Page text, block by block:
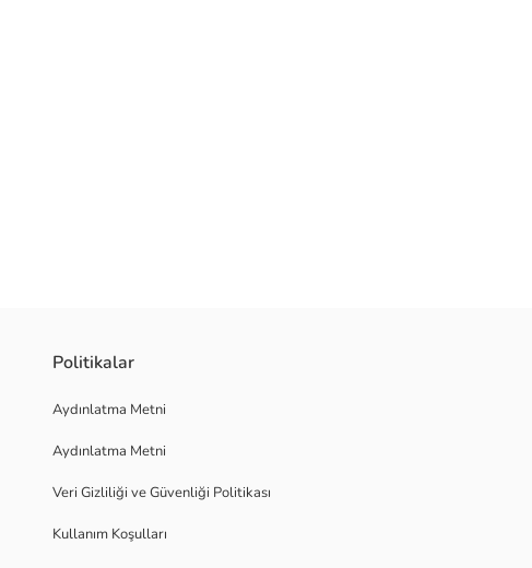
Politikalar
Aydınlatma Metni
Aydınlatma Metni
Veri Gizliliği ve Güvenliği Politikası
Kullanım Koşulları